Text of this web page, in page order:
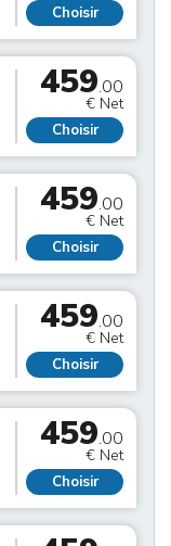
Choisir
459.00
€ Net
Choisir
459.00
€ Net
Choisir
459.00
€ Net
Choisir
459.00
€ Net
Choisir